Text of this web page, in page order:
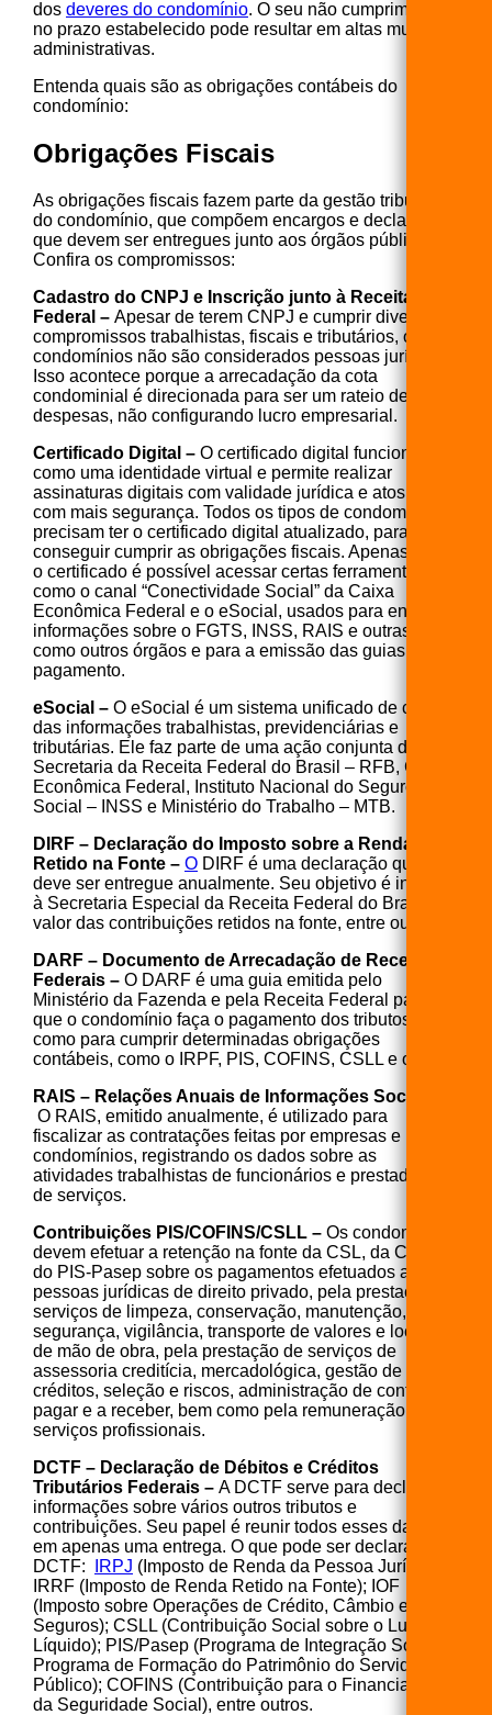
dos deveres do condomínio. O seu não cumprimento
no prazo estabelecido pode resultar em altas multas
administrativas.
Entenda quais são as obrigações contábeis do
condomínio:
Obrigações Fiscais
As obrigações fiscais fazem parte da gestão tributária
do condomínio, que compõem encargos e declarações
que devem ser entregues junto aos órgãos públicos.
Confira os compromissos:
Cadastro do CNPJ e Inscrição junto à Receita
Federal – Apesar de terem CNPJ e cumprir diversos
compromissos trabalhistas, fiscais e tributários, os
condomínios não são considerados pessoas jurídicas.
Isso acontece porque a arrecadação da cota
condominial é direcionada para ser um rateio de
despesas, não configurando lucro empresarial.
Certificado Digital – O certificado digital funciona
como uma identidade virtual e permite realizar
assinaturas digitais com validade jurídica e atos online
com mais segurança. Todos os tipos de condomínios
precisam ter o certificado digital atualizado, para
conseguir cumprir as obrigações fiscais. Apenas com
o certificado é possível acessar certas ferramentas
como o canal “Conectividade Social” da Caixa
Econômica Federal e o eSocial, usados para enviar
informações sobre o FGTS, INSS, RAIS e outras, bem
como outros órgãos e para a emissão das guias de
pagamento.
eSocial – O eSocial é um sistema unificado de coleta
das informações trabalhistas, previdenciárias e
tributárias. Ele faz parte de uma ação conjunta da
Secretaria da Receita Federal do Brasil – RFB, Caixa
Econômica Federal, Instituto Nacional do Seguro
Social – INSS e Ministério do Trabalho – MTB.
DIRF – Declaração do Imposto sobre a Renda
Retido na Fonte – O DIRF é uma declaração que
deve ser entregue anualmente. Seu objetivo é informar
à Secretaria Especial da Receita Federal do Brasil o
valor das contribuições retidos na fonte, entre outros.
DARF – Documento de Arrecadação de Receitas
Federais – O DARF é uma guia emitida pelo
Ministério da Fazenda e pela Receita Federal para
que o condomínio faça o pagamento dos tributos, bem
como para cumprir determinadas obrigações
contábeis, como o IRPF, PIS, COFINS, CSLL e outros.
RAIS – Relações Anuais de Informações Sociais –
O RAIS, emitido anualmente, é utilizado para
fiscalizar as contratações feitas por empresas e
condomínios, registrando os dados sobre as
atividades trabalhistas de funcionários e prestadores
de serviços.
Contribuições PIS/COFINS/CSLL – Os condomínios
devem efetuar a retenção na fonte da CSL, da Cofins e
do PIS-Pasep sobre os pagamentos efetuados a
pessoas jurídicas de direito privado, pela prestação de
serviços de limpeza, conservação, manutenção,
segurança, vigilância, transporte de valores e locação
de mão de obra, pela prestação de serviços de
assessoria creditícia, mercadológica, gestão de
créditos, seleção e riscos, administração de contas a
pagar e a receber, bem como pela remuneração de
serviços profissionais.
DCTF – Declaração de Débitos e Créditos
Tributários Federais – A DCTF serve para declarar
informações sobre vários outros tributos e
contribuições. Seu papel é reunir todos esses dados
em apenas uma entrega. O que pode ser declarado na
DCTF:
IRPJ (Imposto de Renda da Pessoa Jurídica);
IRRF (Imposto de Renda Retido na Fonte); IOF
(Imposto sobre Operações de Crédito, Câmbio e
Seguros); CSLL (Contribuição Social sobre o Lucro
Líquido); PIS/Pasep (Programa de Integração Social e
Programa de Formação do Patrimônio do Servidor
Público); COFINS (Contribuição para o Financiamento
da Seguridade Social), entre outros.